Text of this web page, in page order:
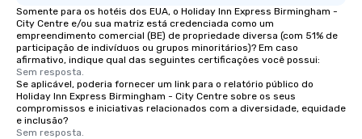
Somente para os hotéis dos EUA, o Holiday Inn Express Birmingham -
City Centre e/ou sua matriz está credenciada como um
empreendimento comercial (BE) de propriedade diversa (com 51% de
participação de indivíduos ou grupos minoritários)? Em caso
afirmativo, indique qual das seguintes certificações você possui:
Sem resposta.
Se aplicável, poderia fornecer um link para o relatório público do
Holiday Inn Express Birmingham - City Centre sobre os seus
compromissos e iniciativas relacionados com a diversidade, equidade
e inclusão?
Sem resposta.